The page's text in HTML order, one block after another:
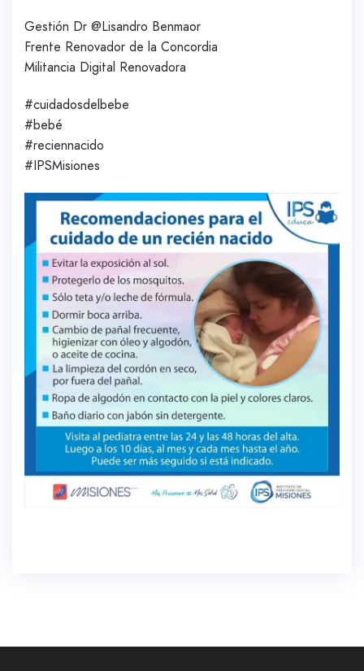
Gestión Dr @Lisandro Benmaor
Frente Renovador de la Concordia
Militancia Digital Renovadora
#cuidadosdelbebe
#bebé
#reciennacido
#IPSMisiones